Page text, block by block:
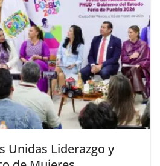
Unidas Liderazgo y